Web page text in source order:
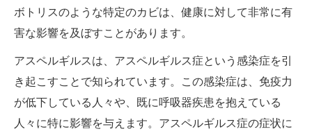
ボトリスのような特定のカビは、健康に対して非常に有
害な影響を及ぼすことがあります。
アスペルギルスは、アスペルギルス症という感染症を引
き起こすことで知られています。この感染症は、免疫力
が低下している人々や、既に呼吸器疾患を抱えている
人々に特に影響を与えます。アスペルギルス症の症状に